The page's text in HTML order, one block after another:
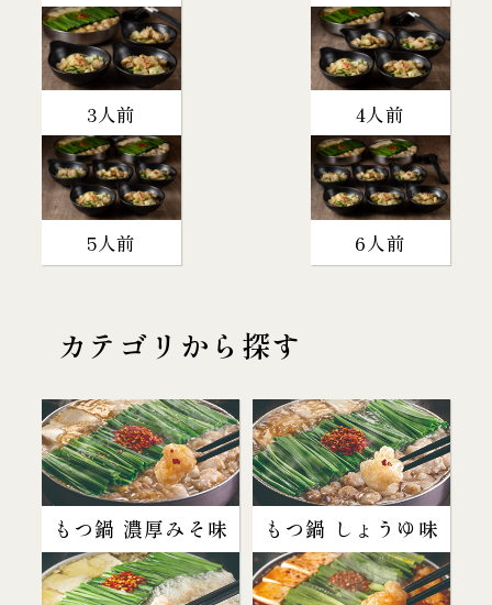
3人前 4人前
5人前 6人前
カテゴリから探す
もつ鍋 濃厚みそ味 もつ鍋 しょうゆ味